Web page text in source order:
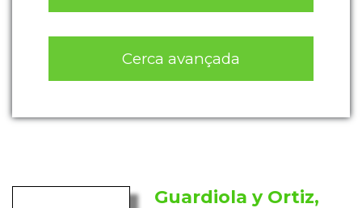
Cerca avançada
Guardiola y Ortiz,